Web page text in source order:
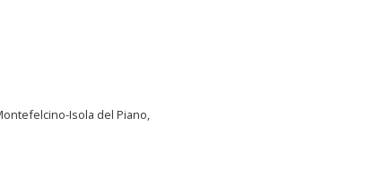
Isola del Piano,